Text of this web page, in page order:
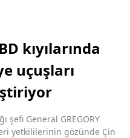
kıyılarında
uçuşları
şefi General GREGORY
yetkililerinin gözünde Çin